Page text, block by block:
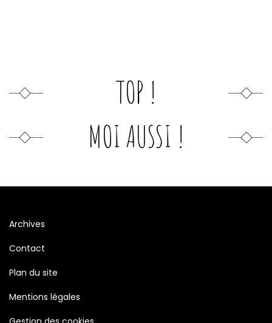
TOP !
MOI AUSSI !
Archives
Contact
Plan du site
Mentions légales